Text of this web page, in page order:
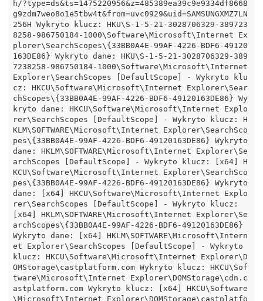
h/?type=ds&ts=1475220956&z=485389ea39c9e9334df8668
g9zdm7weo8o1e5tbw4t&from=uvc0929&uid=SAMSUNGXMZ7LN
256H Wykryto klucz: HKU\S-1-5-21-3028706329-389723
8258-986750184-1000\Software\Microsoft\Internet Ex
plorer\SearchScopes\{33BB0A4E-99AF-4226-BDF6-49120
163DE86} Wykryto dane: HKU\S-1-5-21-3028706329-389
7238258-986750184-1000\Software\Microsoft\Internet
Explorer\SearchScopes [DefaultScope] - Wykryto klu
cz: HKCU\Software\Microsoft\Internet Explorer\Sear
chScopes\{33BB0A4E-99AF-4226-BDF6-49120163DE86} Wy
kryto dane: HKCU\Software\Microsoft\Internet Explo
rer\SearchScopes [DefaultScope] - Wykryto klucz: H
KLM\SOFTWARE\Microsoft\Internet Explorer\SearchSco
pes\{33BB0A4E-99AF-4226-BDF6-49120163DE86} Wykryto
dane: HKLM\SOFTWARE\Microsoft\Internet Explorer\Se
archScopes [DefaultScope] - Wykryto klucz: [x64] H
KCU\Software\Microsoft\Internet Explorer\SearchSco
pes\{33BB0A4E-99AF-4226-BDF6-49120163DE86} Wykryto
dane: [x64] HKCU\Software\Microsoft\Internet Explo
rer\SearchScopes [DefaultScope] - Wykryto klucz:
[x64] HKLM\SOFTWARE\Microsoft\Internet Explorer\Se
archScopes\{33BB0A4E-99AF-4226-BDF6-49120163DE86}
Wykryto dane: [x64] HKLM\SOFTWARE\Microsoft\Intern
et Explorer\SearchScopes [DefaultScope] - Wykryto
klucz: HKCU\Software\Microsoft\Internet Explorer\D
OMStorage\castplatform.com Wykryto klucz: HKCU\Sof
tware\Microsoft\Internet Explorer\DOMStorage\cdn.c
astplatform.com Wykryto klucz: [x64] HKCU\Software
\Microsoft\Internet Explorer\DOMStorage\castplatfo